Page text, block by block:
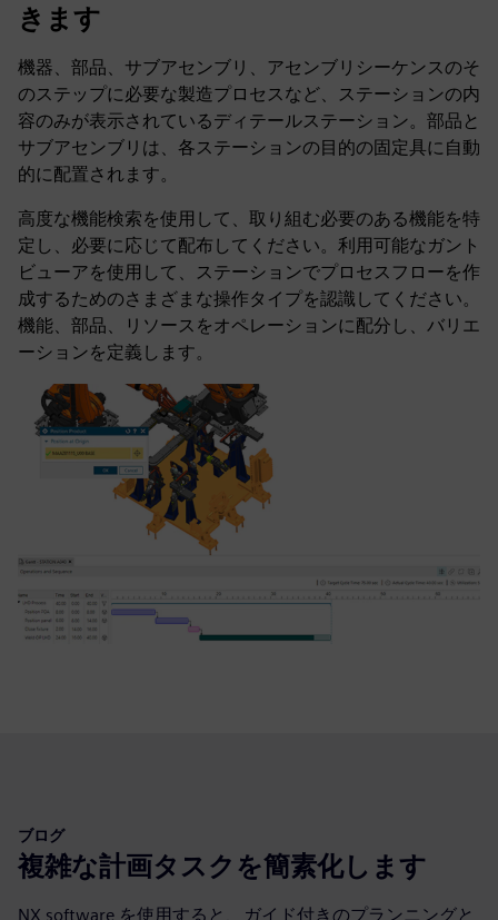
きます
機器、部品、サブアセンブリ、アセンブリシーケンスのそ
のステップに必要な製造プロセスなど、ステーションの内
容のみが表示されているディテールステーション。部品と
サブアセンブリは、各ステーションの目的の固定具に自動
的に配置されます。
高度な機能検索を使用して、取り組む必要のある機能を特
定し、必要に応じて配布してください。利用可能なガント
ビューアを使用して、ステーションでプロセスフローを作
成するためのさまざまな操作タイプを認識してください。
機能、部品、リソースをオペレーションに配分し、バリエ
ーションを定義します。
ブログ
複雑な計画タスクを簡素化します
NX software を使用すると、ガイド付きのプランニングと